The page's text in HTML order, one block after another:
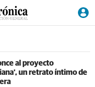
al proyecto
un retrato íntimo de